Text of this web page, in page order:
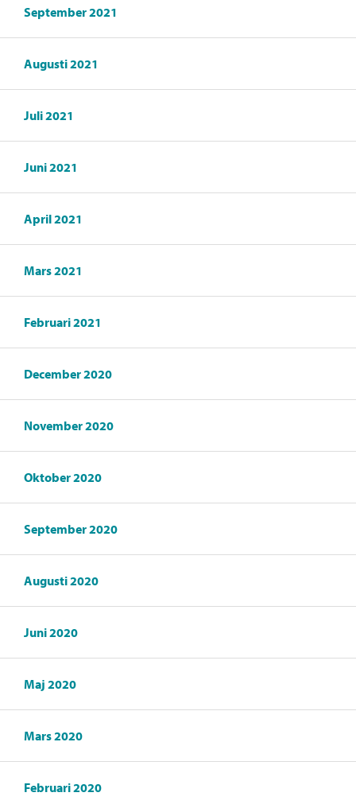
September 2021
Augusti 2021
Juli 2021
Juni 2021
April 2021
Mars 2021
Februari 2021
December 2020
November 2020
Oktober 2020
September 2020
Augusti 2020
Juni 2020
Maj 2020
Mars 2020
Februari 2020